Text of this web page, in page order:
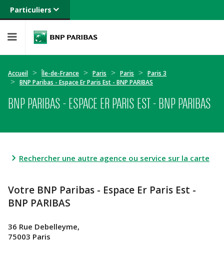
Particuliers
Banque privée
Entreprises
Accueil Île-de-France Paris Paris
Paris 3
BNP Paribas - Espace Er Paris Est - BNP PARIBAS
BNP PARIBAS - ESPACE ER PARIS EST - BNP PARIBAS
Rechercher une autre agence ou service sur la carte
Votre BNP Paribas - Espace Er Paris Est -
BNP PARIBAS
36 Rue Debelleyme,
75003 Paris